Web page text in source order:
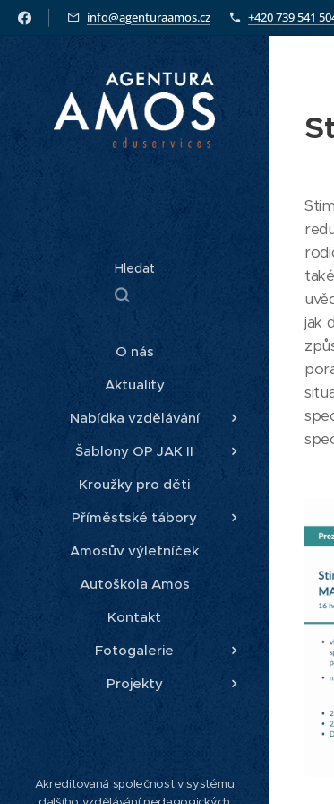
info@agenturaamos.cz +420 739 541
Hledat
O nás
Aktuality
Nabídka vzdělávání
Šablony OP JAK II
Kroužky pro děti
Příměstské tábory
Amosův výletníček
Autoškola Amos
Kontakt
Fotogalerie
Projekty
jak
Akreditovaná společnost v systému